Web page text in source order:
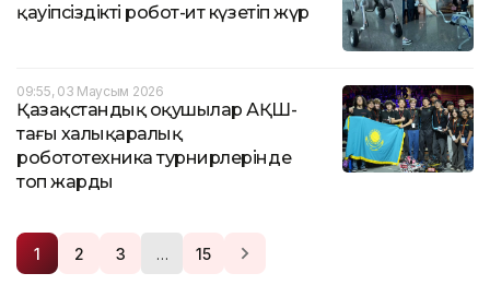
қауіпсіздікті робот-ит күзетіп жүр
09:55, 03 Маусым 2026
Қазақстандық оқушылар АҚШ-
тағы халықаралық
робототехника турнирлерінде
топ жарды
1 2 3 … 15